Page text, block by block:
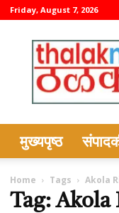
Friday, August 7, 2026
मुख्यपृष्ठ
Home Tags Akola
Tag: Akola